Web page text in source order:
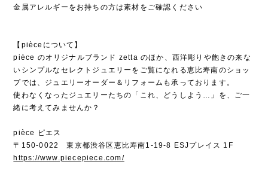
金属アレルギーをお持ちの方は素材をご確認ください
【pièceについて】
pièce のオリジナルブランド zetta のほか、西洋彫りや飽きの来な
いシンプルなセレクトジュエリーをご覧になれる恵比寿南のショッ
プでは、ジュエリーオーダー＆リフォームも承っております。
使わなくなったジュエリーたちの「これ、どうしよう…」を、ご一
緒に考えてみませんか？
pièce ピエス
〒150-0022 東京都渋谷区恵比寿南1-19-8 ESJプレイス 1F
https://www.piecepiece.com/